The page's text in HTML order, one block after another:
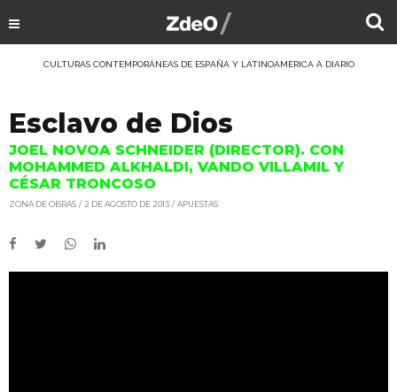
CULTURAS CONTEMPORÁNEAS DE ESPAÑA Y LATINOAMÉRICA A DIARIO
Esclavo de Dios
JOEL NOVOA SCHNEIDER (DIRECTOR). CON
MOHAMMED ALKHALDI, VANDO VILLAMIL Y
CÉSAR TRONCOSO
ZONA DE OBRAS 2 DE AGOSTO DE 2013 APUESTAS